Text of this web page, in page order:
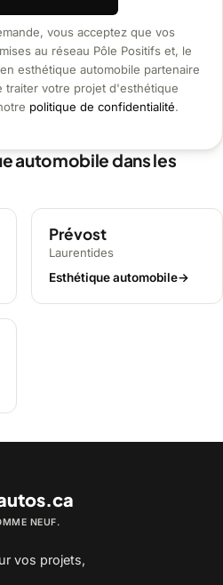
vous acceptez que vos
au réseau Pôle Positifs et, le
esthétique automobile partenaire
traiter votre projet d'esthétique
politique de confidentialité.
automobile dans les
Prévost
Laurentides
Esthétique automobile→
NEUF.
vos projets,